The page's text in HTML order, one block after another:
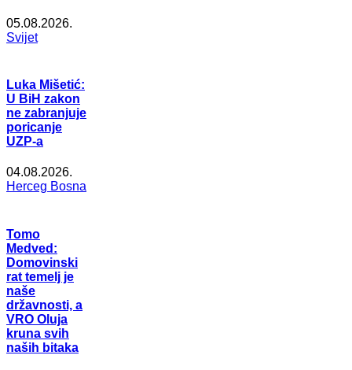
05.08.2026.
Svijet
Luka Mišetić:
U BiH zakon
ne zabranjuje
poricanje
UZP-a
04.08.2026.
Herceg Bosna
Tomo
Medved:
Domovinski
rat temelj je
naše
državnosti, a
VRO Oluja
kruna svih
naših bitaka